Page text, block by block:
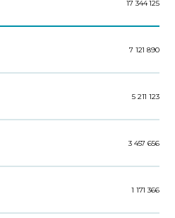
17 344 125
7 121 890
5 211 123
3 457 656
1 171 366